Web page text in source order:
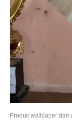
Produk wallpaper dari